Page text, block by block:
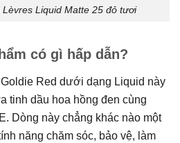
Liquid Matte 25 đỏ tươi
có gì hấp dẫn?
Red dưới dạng Liquid này
tinh dầu hoa hồng đen cùng
Dòng này chẳng khác nào một
năng chăm sóc, bảo vệ, làm